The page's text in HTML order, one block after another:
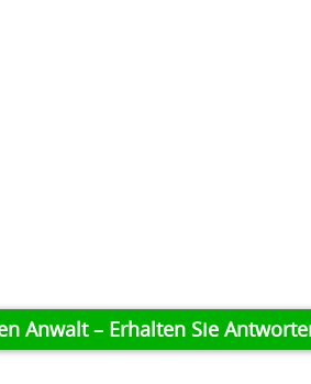
Anwalt – Erhalten Sie